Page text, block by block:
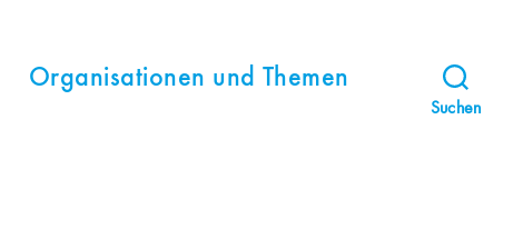
Organisationen und Themen
Suchen